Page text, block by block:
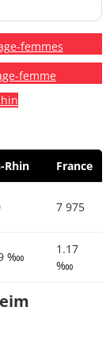
femmes
femme
Rhin France
7 975
‱
1.17
‱